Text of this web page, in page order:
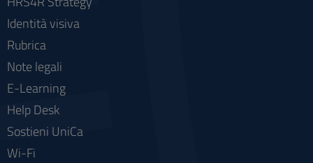
Identità visiva
Rubrica
Note legali
E-Learning
Help Desk
Sostieni UniCa
Wi-Fi